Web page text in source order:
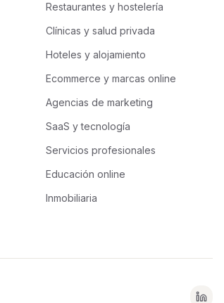
Restaurantes y hostelería
Clínicas y salud privada
Hoteles y alojamiento
Ecommerce y marcas online
Agencias de marketing
SaaS y tecnología
Servicios profesionales
Educación online
Inmobiliaria